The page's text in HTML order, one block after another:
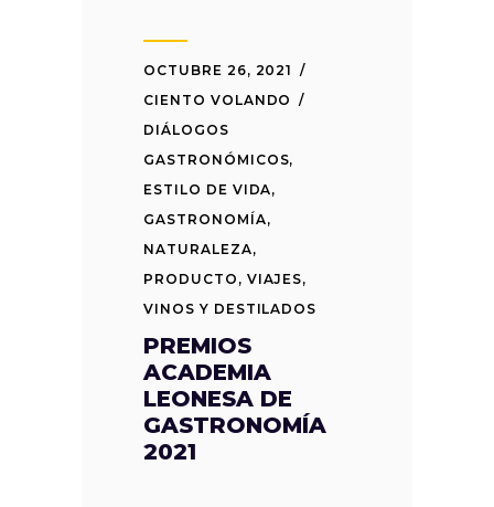
OCTUBRE 26, 2021
CIENTO VOLANDO
DIÁLOGOS
GASTRONÓMICOS,
ESTILO DE VIDA,
GASTRONOMÍA,
NATURALEZA,
PRODUCTO , VIAJES,
VINOS Y DESTILADOS
PREMIOS
ACADEMIA
LEONESA DE
GASTRONOMÍA
2021